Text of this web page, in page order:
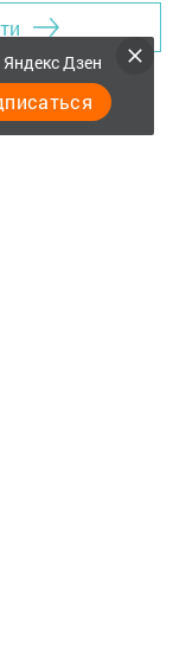
Дзен